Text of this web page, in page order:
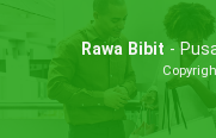
Rawa Bibit -